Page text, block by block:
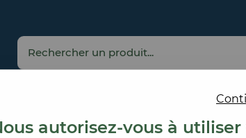
autorisez-vous à utiliser